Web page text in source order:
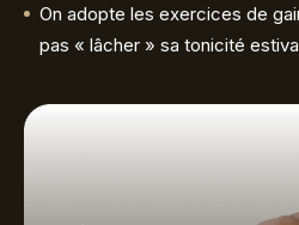
On adopte les exercices de
pas « lâcher » sa tonicité